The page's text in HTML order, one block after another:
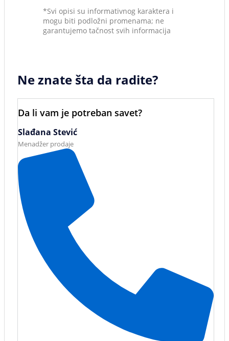
*Svi opisi su informativnog karaktera i
mogu biti podložni promenama; ne
garantujemo tačnost svih informacija
Ne znate šta da radite?
Da li vam je potreban savet?
Slađana Stević
Menadžer prodaje